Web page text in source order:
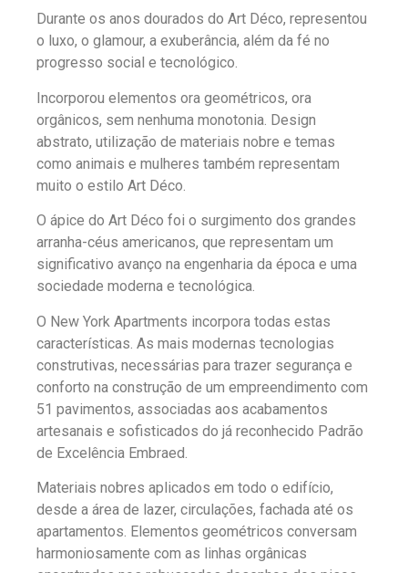
Durante os anos dourados do Art Déco, representou
o luxo, o glamour, a exuberância, além da fé no
progresso social e tecnológico.
Incorporou elementos ora geométricos, ora
orgânicos, sem nenhuma monotonia. Design
abstrato, utilização de materiais nobre e temas
como animais e mulheres também representam
muito o estilo Art Déco.
O ápice do Art Déco foi o surgimento dos grandes
arranha-céus americanos, que representam um
significativo avanço na engenharia da época e uma
sociedade moderna e tecnológica.
O New York Apartments incorpora todas estas
características. As mais modernas tecnologias
construtivas, necessárias para trazer segurança e
conforto na construção de um empreendimento com
51 pavimentos, associadas aos acabamentos
artesanais e sofisticados do já reconhecido Padrão
de Excelência Embraed.
Materiais nobres aplicados em todo o edifício,
desde a área de lazer, circulações, fachada até os
apartamentos. Elementos geométricos conversam
harmoniosamente com as linhas orgânicas